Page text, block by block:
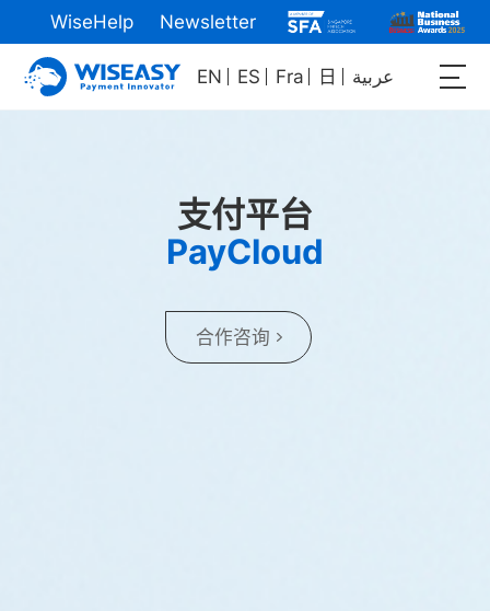
WiseHelp Newsletter
EN ES Fra 日 عربية
支付平台
PayCloud
合作咨询